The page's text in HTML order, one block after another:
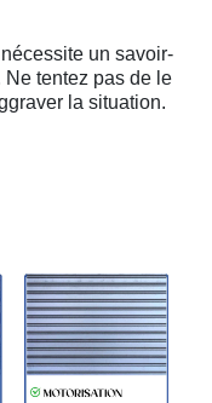
un savoir-
tentez pas de le
la situation.